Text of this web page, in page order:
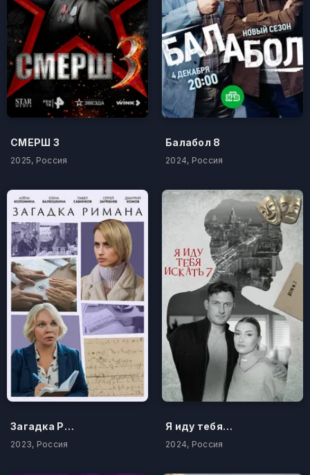
СМЕРШ 3
2025, Россия
Балабол 8
2024, Россия
Загадка Римана
2023, Россия
Я иду тебя искать 7
2024, Россия